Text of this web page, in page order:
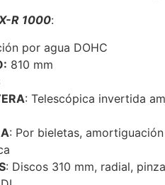
R 1000:
por agua DOHC
810 mm
: Telescópica invertida
: Por bieletas,
: Discos 310 mm, radial,